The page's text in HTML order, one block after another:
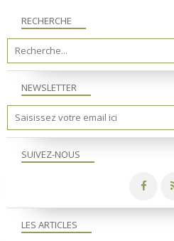
NEWSLETTER
SUIVEZ-NOUS
RECHERCHE
LES ARTICLES